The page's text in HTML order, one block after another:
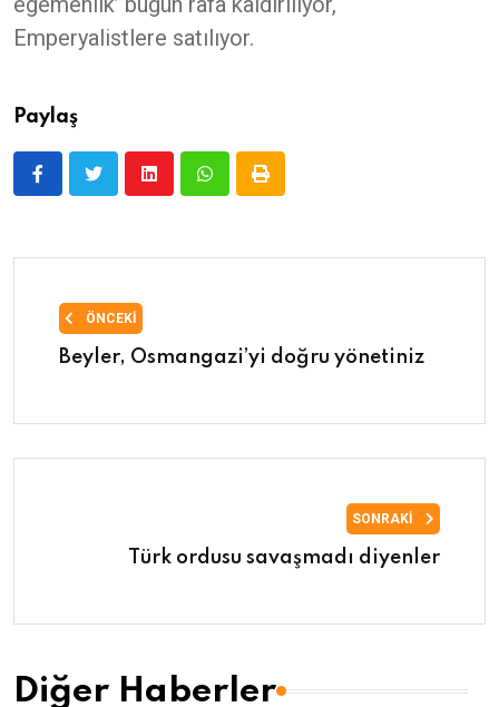
Emperyalistlere satılıyor.
Paylaş
ÖNCEKI
Beyler, Osmangazi’yi doğru yönetiniz
SONRAKI
Türk ordusu savaşmadı diyenler
Diğer Haberler